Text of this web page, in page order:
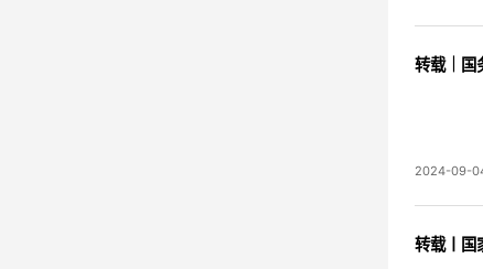
转载｜国
2024-09-
转载丨国